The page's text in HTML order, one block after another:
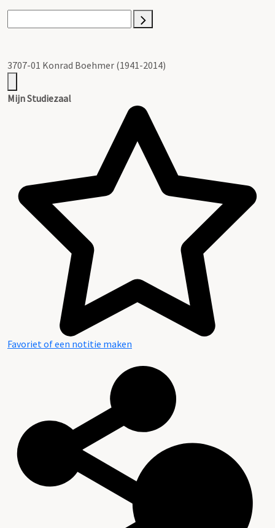
3707-01 Konrad Boehmer (1941-2014)
Mijn Studiezaal
Favoriet of een notitie maken